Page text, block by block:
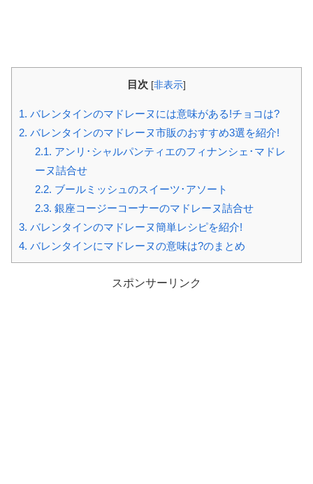
目次 [非表示]
1. バレンタインのマドレーヌには意味がある!チョコは?
2. バレンタインのマドレーヌ市販のおすすめ3選を紹介!
2.1. アンリ･シャルパンティエのフィナンシェ･マドレ
ーヌ詰合せ
2.2. ブールミッシュのスイーツ･アソート
2.3. 銀座コージーコーナーのマドレーヌ詰合せ
3. バレンタインのマドレーヌ簡単レシピを紹介!
4. バレンタインにマドレーヌの意味は?のまとめ
スポンサーリンク